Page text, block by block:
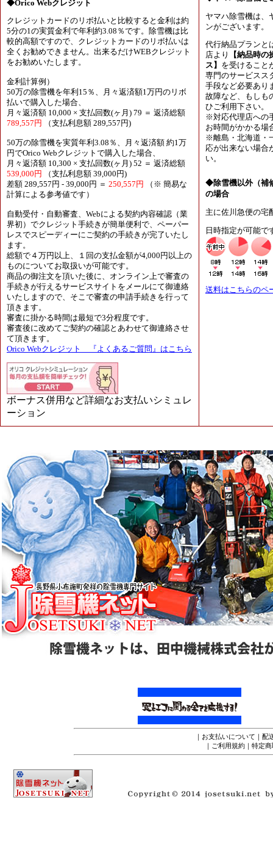
◆Orico Webクレジット
クレジットカードのリボ払いと比較すると金利は約
5分の1の実質金利で年利約3.08％です。除雪機は比
較的高額ですので、クレジットカードのリボ払いは
全くお勧めできません。出来るだけWEBクレジット
をお勧めいたします。
金利計算例）
50万の除雪機を年利15％、月々返済額1万円のリボ
払いで購入した場合、
月々返済額 10,000 × 支払回数(ヶ月) 79 ＝ 返済総額
789,557円
（支払利息額 289,557円)
50万の除雪機を実質年利3.08％、月々返済額 約1万
円でOrico Webクレジットで購入した場合、
月々返済額 10,300 × 支払回数(ヶ月) 52 ＝ 返済総額
539,000円
（支払利息額 39,000円)
差額 289,557円 - 39,000円 ＝ 250,557円
（※ 簡易な
計算による参考値です）
自動受付・自動審査、Webによる契約内容確認（業
界初）でクレジット手続きが簡単便利で、ペーパー
レスでスピーディーにご契約の手続きが完了いたし
ます。
総額で４万円以上、１回の支払金額が4,000円以上の
ものについてお取扱いが可能です。
商品の御注文を頂いた後に、オンライン上で審査の
手続きが行えるサービスサイトをメールにて御連絡
いたしますので、そこで審査の申請手続きを行って
頂きます。
審査に掛かる時間は最短で3分程度です。
審査後に改めてご契約の確認とあわせて御連絡させ
て頂きます。
Orico Webクレジット 『よくあるご質問』はこちら
ボーナス併用など詳細なお支払いシミュレ
ーション
ヤマハ除雪機は、
ンがございます。
代行納品プランと
店より
【納品時
ス】 を受けること
専門のサービスス
手段など必要あり
故障など、もしも
ひご利用下さい。
※対応代理店への
お時間がかかる場
※離島・北海道・
応が出来ない場合
い。
◆除雪機以外（補
の場合
主に佐川急便の宅
日時指定が可能で
送料はこちらのペ
｜ お支払いについて ｜ 配
｜ ご利用規約 ｜ 特定